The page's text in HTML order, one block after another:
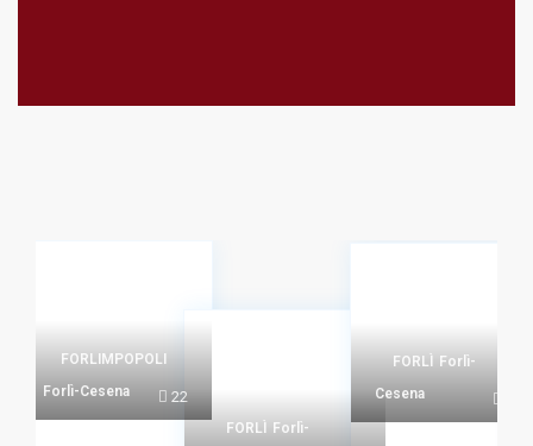
22
FORLIMPOPOLI
Forlì-Cesena
FORLÌ
Forlì-
FORLÌ
Forlì-
Cesena